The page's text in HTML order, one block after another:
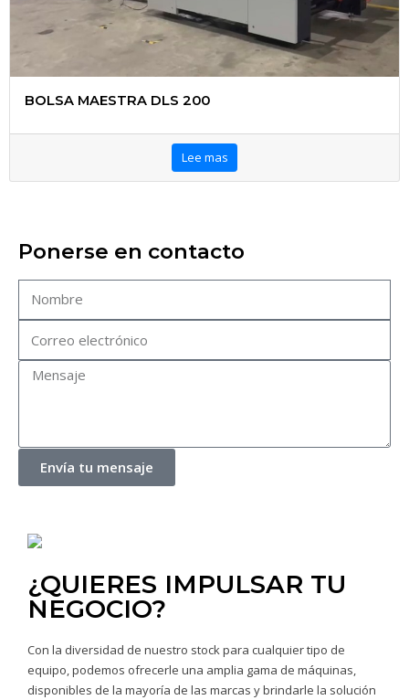
BOLSA MAESTRA DLS 200
Lee mas
Ponerse en contacto
Envía tu mensaje
¿QUIERES IMPULSAR TU
NEGOCIO?
Con la diversidad de nuestro stock para cualquier tipo de
equipo, podemos ofrecerle una amplia gama de máquinas,
disponibles de la mayoría de las marcas y brindarle la solución